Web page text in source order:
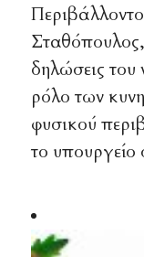
Σταθόπουλος,
δηλώσεις του
ρόλο των
φυσικού
το υπουργείο